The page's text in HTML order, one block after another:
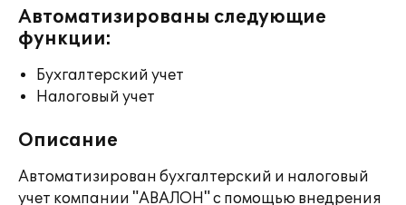
Автоматизированы следующие
функции:
Бухгалтерский учет
Налоговый учет
Описание
Автоматизирован бухгалтерский и налоговый
учет компании "АВАЛОН" с помощью внедрения